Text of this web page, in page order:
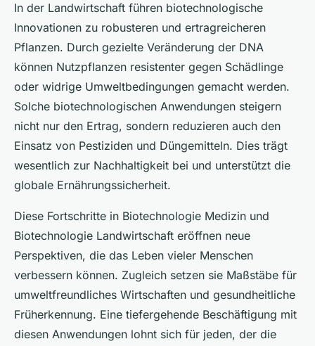
In der Landwirtschaft führen biotechnologische
Innovationen zu robusteren und ertragreicheren
Pflanzen. Durch gezielte Veränderung der DNA
können Nutzpflanzen resistenter gegen Schädlinge
oder widrige Umweltbedingungen gemacht werden.
Solche biotechnologischen Anwendungen steigern
nicht nur den Ertrag, sondern reduzieren auch den
Einsatz von Pestiziden und Düngemitteln. Dies trägt
wesentlich zur Nachhaltigkeit bei und unterstützt die
globale Ernährungssicherheit.
Diese Fortschritte in Biotechnologie Medizin und
Biotechnologie Landwirtschaft eröffnen neue
Perspektiven, die das Leben vieler Menschen
verbessern können. Zugleich setzen sie Maßstäbe für
umweltfreundliches Wirtschaften und gesundheitliche
Früherkennung. Eine tiefergehende Beschäftigung mit
diesen Anwendungen lohnt sich für jeden, der die